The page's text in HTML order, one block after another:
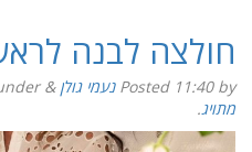
חולצה לבנה
Posted 11:40by נעמי גולן &
filed under
מתויג.